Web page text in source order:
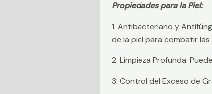
Propiedades para la Piel:
1. Antibacteriano y
de la piel para combatir
2. Limpieza Profunda:
3. Control del Exceso de